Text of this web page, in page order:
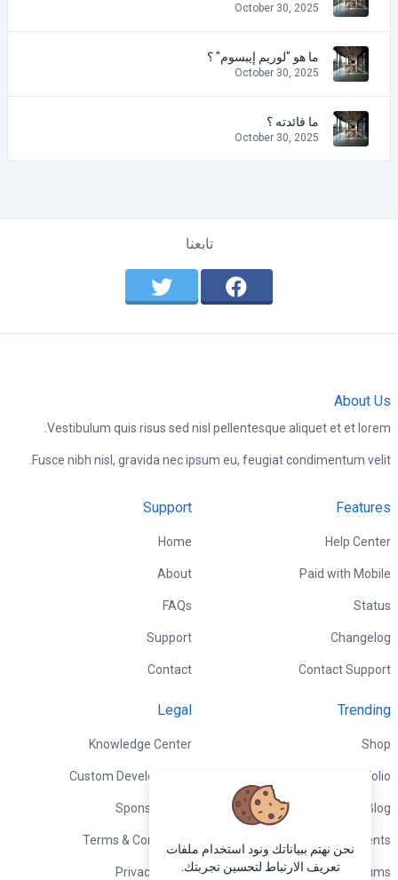
October 30, 2025
ما هو "لوريم إيبسوم" ؟
October 30, 2025
ما فائدته ؟
October 30, 2025
تابعنا
About Us
Vestibulum quis risus sed nisl pellentesque aliquet et et lorem.
Fusce nibh nisl, gravida nec ipsum eu, feugiat condimentum velit.
Features
Help Center
Paid with Mobile
Status
Changelog
Contact Support
Support
Home
About
FAQs
Support
Contact
Trending
Shop
Portfolio
Blog
Events
Forums
Legal
Knowledge Center
Custom Development
Sponsorships
Terms & Conditions
Privacy Policy
نحن نهتم ببياناتك ونود استخدام ملفات
تعريف الارتباط لتحسين تجربتك.